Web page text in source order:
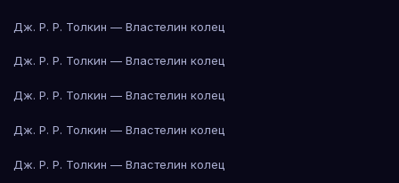
Дж. Р. Р. Толкин — Властелин колец
Дж. Р. Р. Толкин — Властелин колец
Дж. Р. Р. Толкин — Властелин колец
Дж. Р. Р. Толкин — Властелин колец
Дж. Р. Р. Толкин — Властелин колец